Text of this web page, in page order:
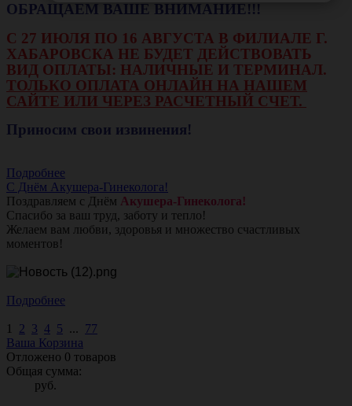
ОБРАЩАЕМ ВАШЕ ВНИМАНИЕ!!!
С 27 ИЮЛЯ ПО 16 АВГУСТА В ФИЛИАЛЕ Г.
ХАБАРОВСКА НЕ БУДЕТ ДЕЙСТВОВАТЬ
ВИД ОПЛАТЫ: НАЛИЧНЫЕ И ТЕРМИНАЛ.
ТОЛЬКО ОПЛАТА ОНЛАЙН НА НАШЕМ
САЙТЕ ИЛИ ЧЕРЕЗ РАСЧЕТНЫЙ СЧЕТ.
Приносим свои извинения!
Подробнее
С Днём Акушера-Гинеколога!
Поздравляем с Днём Акушера-Гинеколога!
Спасибо за ваш труд, заботу и тепло!
Желаем вам любви, здоровья и множество счастливых
моментов!
Подробнее
1 2 3 4 5 ... 77
Ваша Корзина
Отложено 0 товаров
Общая сумма:
руб.